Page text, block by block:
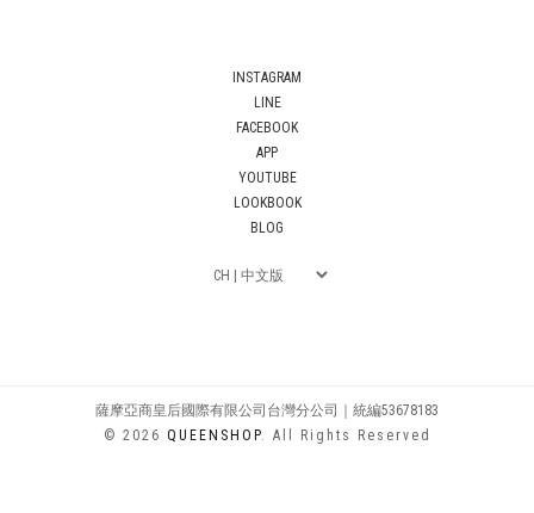
INSTAGRAM
LINE
FACEBOOK
APP
YOUTUBE
LOOKBOOK
BLOG
薩摩亞商皇后國際有限公司台灣分公司｜統編53678183
© 2026 QUEENSHOP. All Rights Reserved